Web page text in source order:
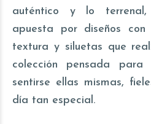
auténtico y lo
apuesta por diseños
textura y siluetas que
colección pensada para
sentirse ellas mismas,
día tan especial.